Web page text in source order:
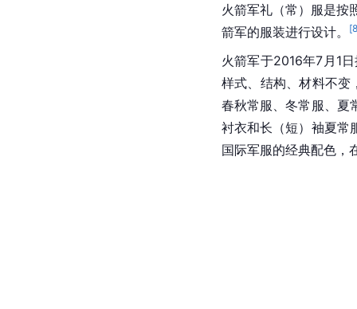
火箭军礼（常）服是按
箭军的服装进行设计。
[
火箭军于2016年7月1
样式、结构、材料不变
春秋常服、冬常服、夏
衬衣和长（短）袖夏常
国际军服的经典配色，